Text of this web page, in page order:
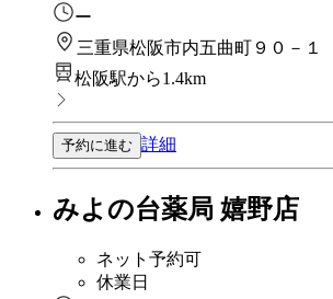
ー
三重県松阪市内五曲町９０－１
松阪駅から1.4km
予約に進む 詳細
みよの台薬局 嬉野店
ネット予約可
休業日